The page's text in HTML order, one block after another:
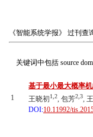
《智能系统学报》 过刊查
关键词中包括 source
1
基于最小最大概率
王晓初1,2, 包芳2,3,
DOI:10.11992/